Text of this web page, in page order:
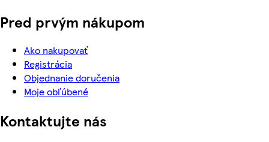
Pred prvým nákupom
Ako nakupovať
Registrácia
Objednanie doručenia
Moje obľúbené
Kontaktujte nás